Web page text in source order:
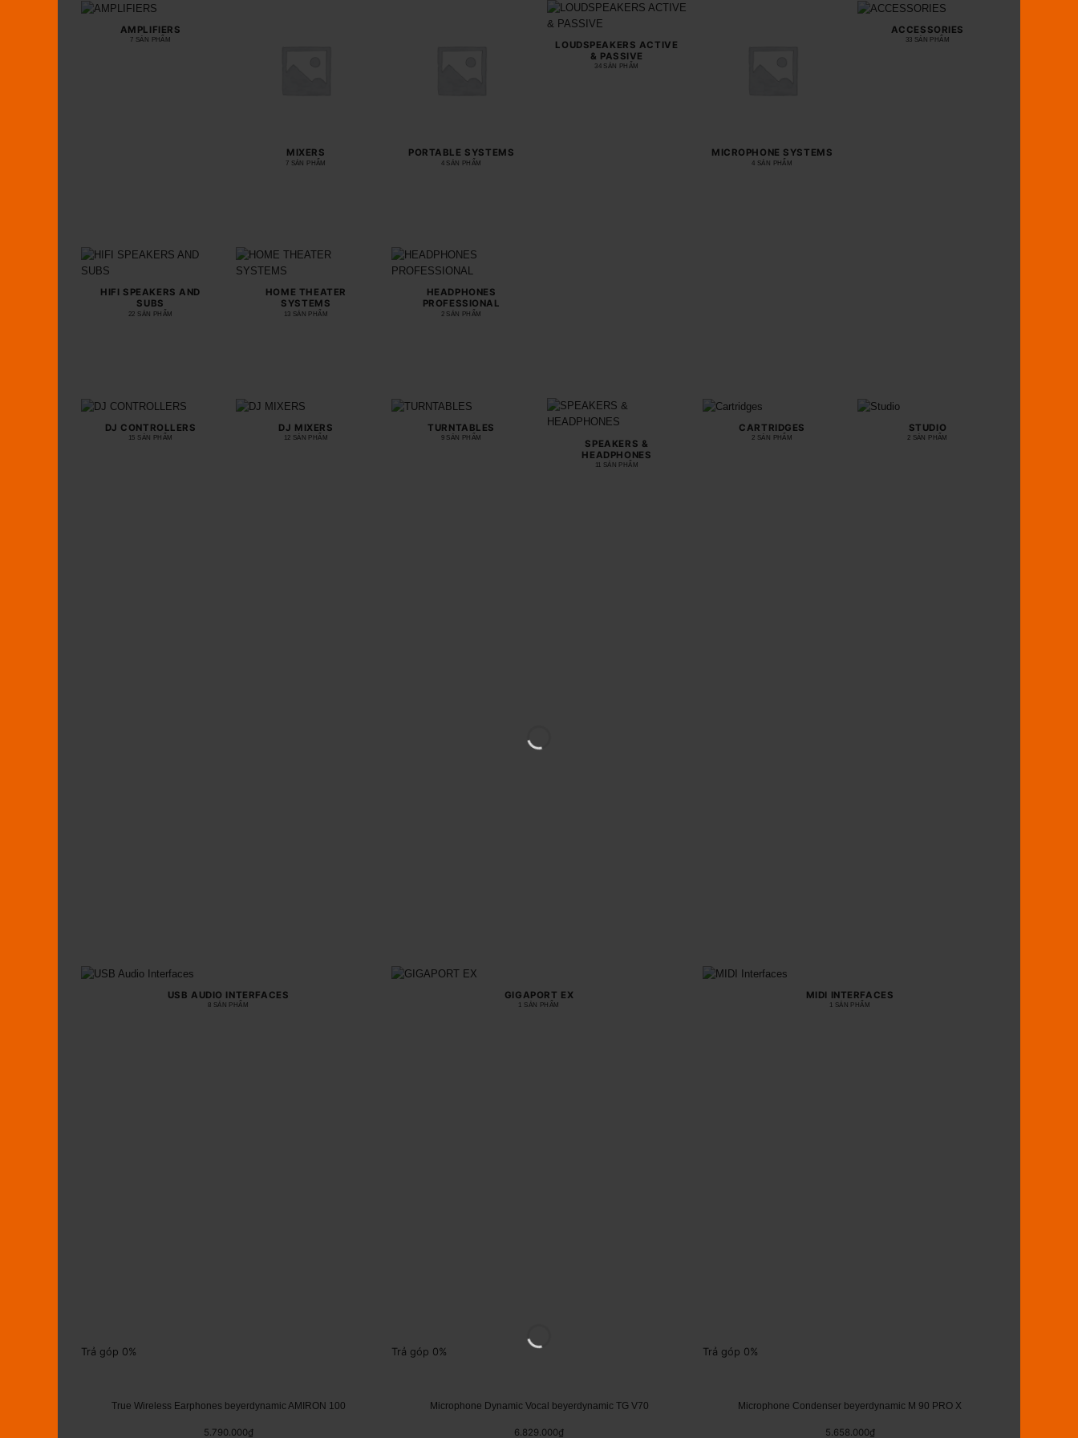
AMPLIFIERS
7 SẢN PHẨM
MIXERS
7 SẢN PHẨM
PORTABLE SYSTEMS
4 SẢN PHẨM
LOUDSPEAKERS ACTIVE
& PASSIVE
34 SẢN PHẨM
MICROPHONE SYSTEMS
4 SẢN PHẨM
ACCESSORIES
33 SẢN PHẨM
HIFI SPEAKERS AND
SUBS
22 SẢN PHẨM
HOME THEATER
SYSTEMS
13 SẢN PHẨM
HEADPHONES
PROFESSIONAL
2 SẢN PHẨM
DJ CONTROLLERS
15 SẢN PHẨM
DJ MIXERS
12 SẢN PHẨM
TURNTABLES
9 SẢN PHẨM
SPEAKERS &
HEADPHONES
11 SẢN PHẨM
CARTRIDGES
2 SẢN PHẨM
STUDIO
2 SẢN PHẨM
USB AUDIO INTERFACES
8 SẢN PHẨM
GIGAPORT EX
1 SẢN PHẨM
MIDI INTERFACES
1 SẢN PHẨM
Trả góp 0%
True Wireless Earphones beyerdynamic AMIRON 100
5.790.000₫
Trả góp 0%
Microphone Dynamic Vocal beyerdynamic TG V70
6.829.000₫
Trả góp 0%
Microphone Condenser beyerdynamic M 90 PRO X
5.658.000₫